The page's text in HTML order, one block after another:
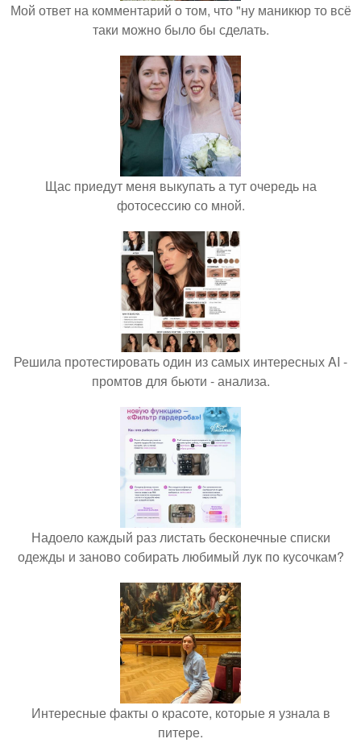
Мой ответ на комментарий о том, что "ну маникюр то всё
таки можно было бы сделать.
Щас приедут меня выкупать а тут очередь на
фотосессию со мной.
Решила протестировать один из самых интересных AI -
промтов для бьюти - анализа.
Надоело каждый раз листать бесконечные списки
одежды и заново собирать любимый лук по кусочкам?
Интересные факты о красоте, которые я узнала в
питере.